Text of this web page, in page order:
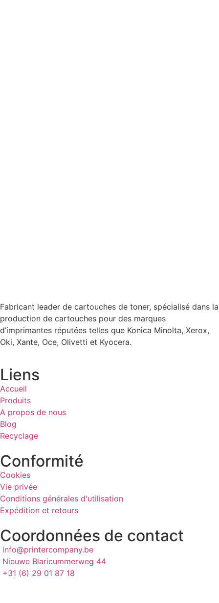
Fabricant leader de cartouches de toner, spécialisé dans la
production de cartouches pour des marques
d’imprimantes réputées telles que Konica Minolta, Xerox,
Oki, Xante, Oce, Olivetti et Kyocera.
Liens
Accueil
Produits
A propos de nous
Blog
Recyclage
Conformité
Cookies
Vie privée
Conditions générales d'utilisation
Expédition et retours
Coordonnées de contact
info@printercompany.be
Nieuwe Blaricummerweg 44
+31 (6) 29 01 87 18